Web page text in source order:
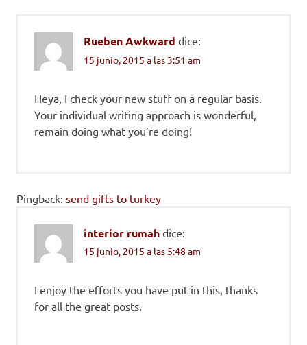
Rueben Awkward dice:
15 junio, 2015 a las 3:51 am
Heya, I check your new stuff on a regular basis.
Your individual writing approach is wonderful,
remain doing what you’re doing!
Pingback: send gifts to turkey
interior rumah dice:
15 junio, 2015 a las 5:48 am
I enjoy the efforts you have put in this, thanks
for all the great posts.